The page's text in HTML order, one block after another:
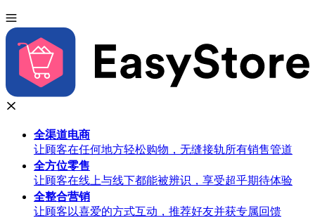
全渠道电商
让顾客在任何地方轻松购物，无缝接轨所有销售管道
全方位零售
让顾客在线上与线下都能被辨识，享受超乎期待体验
全整合营销
让顾客以喜爱的方式互动，推荐好友并获专属回馈